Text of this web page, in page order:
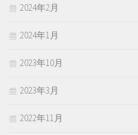
2024年2月
2024年1月
2023年10月
2023年3月
2022年11月